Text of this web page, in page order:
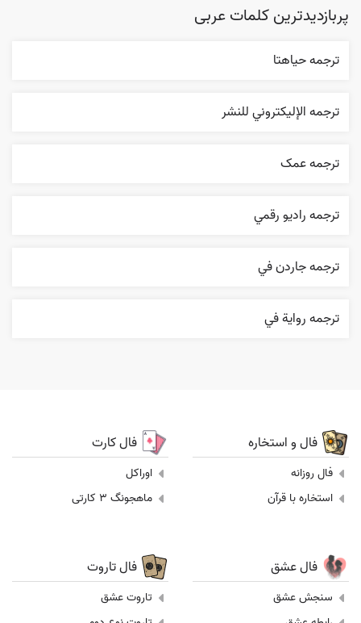
پربازدیدترین کلمات عربی
ترجمه حياهتا
ترجمه الإليکتروني للنشر
ترجمه عمک
ترجمه راديو رقمي
ترجمه جاردن في
ترجمه روایة في
فال و استخاره
فال روزانه
استخاره با قرآن
فال کارت
اوراکل
ماهجونگ 3 کارتی
فال عشق
سنجش عشق
فال تاروت
تاروت عشق